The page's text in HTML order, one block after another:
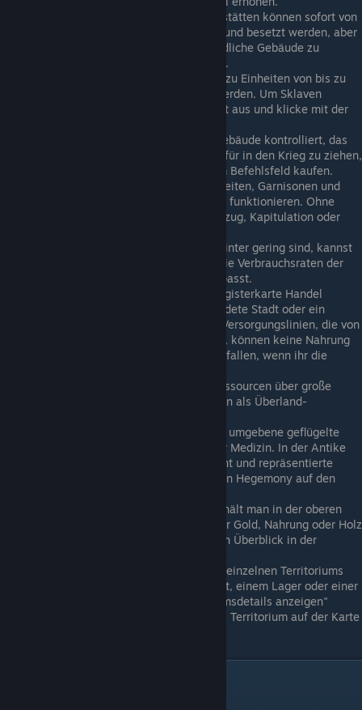
Leere Farmen und andere Produktionsstätten können sofort von
Arbeitern oder Sklaven eingenommen und besetzt werden, aber
Du benötigst Kampfeinheiten, um feindliche Gebäude zu
erobern, in denen bereits Arbeiter sind.
Kleinere Gruppen von Sklaven können zu Einheiten von bis zu
20 Männern zusammengeschlossen werden. Um Sklaven
zusammenzuführen, wähle eine Einheit aus und klicke mit der
Wenn eine befreundete Fraktion ein Gebäude kontrolliert, das
Du benötigst, kannst Du es, anstatt dafür in den Krieg zu ziehen,
über die Schaltfläche "Anforderung" im Befehlsfeld kaufen.
Nahrung ist erfolgskritisch. Kampfeinheiten, Garnisonen und
Geiseln benötigen alle Nahrung, um zu funktionieren. Ohne
Nahrung sinkt ihre Moral, was zu Rückzug, Kapitulation oder
Wenn deine Lebensmittelvorräte im Winter gering sind, kannst
Du die Vorräte rationieren, indem Du die Verbrauchsraten der
Städte in der Registerkarte Handel anpasst.
Die Lagerhaltungsstufe kann in der Registerkarte Handel
eingestellt werden, wenn eine befreundete Stadt oder ein
befreundetes Lager ausgewählt wird. Versorgungslinien, die von
feindlichen Einheiten blockiert werden, können keine Nahrung
transportieren. Eine Stadt wird schnell fallen, wenn ihr die
Maritime Versorgungswege können Ressourcen über große
Entfernungen viel effizienter übertragen als Überland-
Der Caduceus, der von zwei Schlangen umgebene geflügelte
Stab, gilt in der Neuzeit als Symbol der Medizin. In der Antike
war er als der Stab des Hermes bekannt und repräsentierte
Handel und Gewerbe, weshalb Du ihn in Hegemony auf den
Einen Überblick über die Wirtschaft erhält man in der oberen
linken GUI, indem man auf die Icons für Gold, Nahrung oder Holz
klickt. Außerdem können Sie sich einen Überblick in der
Wenn Sie sich für die Wirtschaft eines einzelnen Territoriums
interessieren, können Sie in einer Stadt, einem Lager oder einer
Brücke auf die Schaltfläche "Territoriumsdetails anzeigen"
klicken oder einen Doppelklick auf das Territorium auf der Karte